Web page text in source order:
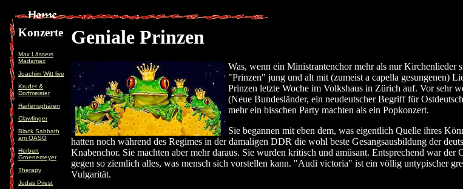
Konzerte
Max Lässers
Madamax
Joachim Witt live
Kruder &
Dorfmeister
Harfensphären
Clawfinger
Black Sabbath
am OASG
Herbert
Groenemeyer
Therapy
Judas Priest
Geniale Prinzen
Was, wenn ein Ministrantenchor mehr als nur Kirchenlieder
"Prinzen" jung und alt mit (zumeist a capella gesungenen)
Prinzen letzte Woche im Volkshaus in Zürich auf. Vor sehr
(Neue Bundesländer, ein neudeutscher Begriff für
mehr ein bisschen Party machten als ein Popkonzert.
Sie begannen mit eben dem, was eigentlich Quelle ihres
hatten noch während des Regimes in der damaligen DDR die wohl beste Gesangsausbildung der
Knabenchor. Sie machten aber mehr daraus. Sie wurden kritisch und amüsant. Entsprechend war
gegen so ziemlich alles, was mensch sich vorstellen kann. "Audi victoria" ist ein völlig untypischer
Vulgarität.